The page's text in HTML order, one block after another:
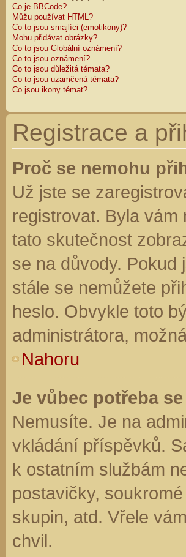
Co je BBCode?
Můžu používat HTML?
Co to jsou smajlíci (emotikony)?
Mohu přidávat obrázky?
Co to jsou Globální oznámení?
Co to jsou oznámení?
Co to jsou důležitá témata?
Co to jsou uzamčená témata?
Co jsou ikony témat?
Registrace a
Proč se nemohu
Už jste se
registrovat. Byla
tato skutečnost
se na důvody. Pokud
stále se nemůžete
heslo. Obvykle toto
administrátora,
Nahoru
Je vůbec potřeba
Nemusíte. Je na
vkládání příspěvků.
k ostatním službám
postavičky,
skupin, atd. Vřele
chvil.